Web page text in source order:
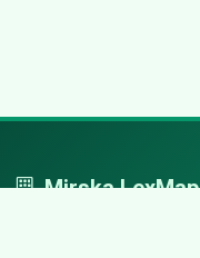
Mirska LexMap